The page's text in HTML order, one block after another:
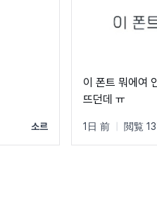
소르
이 폰트 뭐에여
뜨던데 ㅠ
1日 前 閲覧